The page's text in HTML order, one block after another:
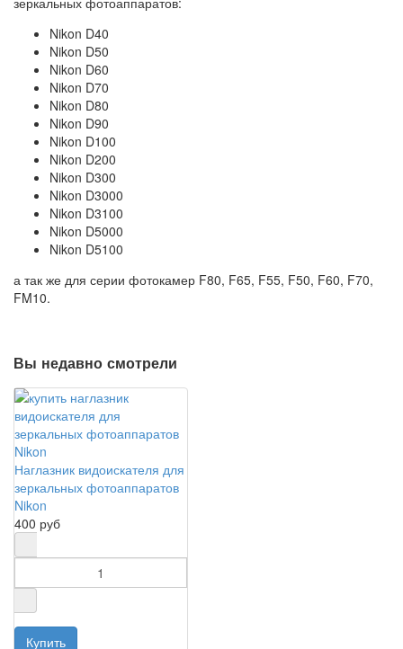
Nikon D40
Nikon D50
Nikon D60
Nikon D70
Nikon D80
Nikon D90
Nikon D100
Nikon D200
Nikon D300
Nikon D3000
Nikon D3100
Nikon D5000
Nikon D5100
а так же для серии фотокамер F80, F65, F55, F50, F60, F70,
FM10.
Вы недавно смотрели
Наглазник видоискателя для
зеркальных фотоаппаратов
Nikon
400 руб